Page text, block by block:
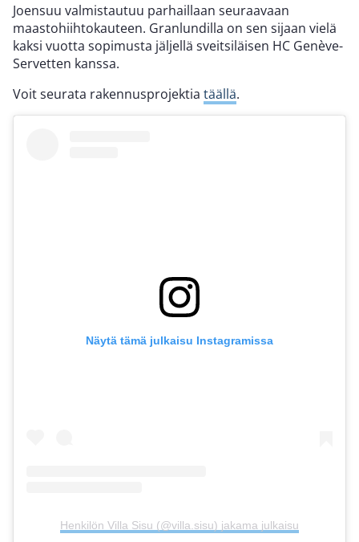
Joensuu valmistautuu parhaillaan seuraavaan
maastohiihtokauteen. Granlundilla on sen sijaan vielä
kaksi vuotta sopimusta jäljellä sveitsiläisen HC Genève-
Servetten kanssa.
Voit seurata rakennusprojektia täällä.
Näytä tämä julkaisu Instagramissa
Henkilön Villa Sisu (@villa.sisu) jakama julkaisu